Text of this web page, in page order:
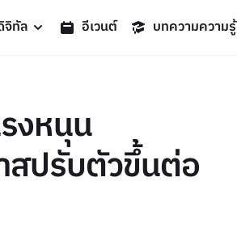
จิทัล อีเวนต์ บทความความรู้
งหนุน
สปรับตัวขึ้นต่อ